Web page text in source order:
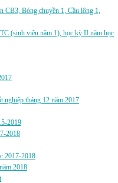
CB3, Bóng chuyền 1, Cầu lông 1,
(sinh viên năm 1), học kỳ II năm học
nghiệp tháng 12 năm 2017
2019
2018
2017-2018
2018